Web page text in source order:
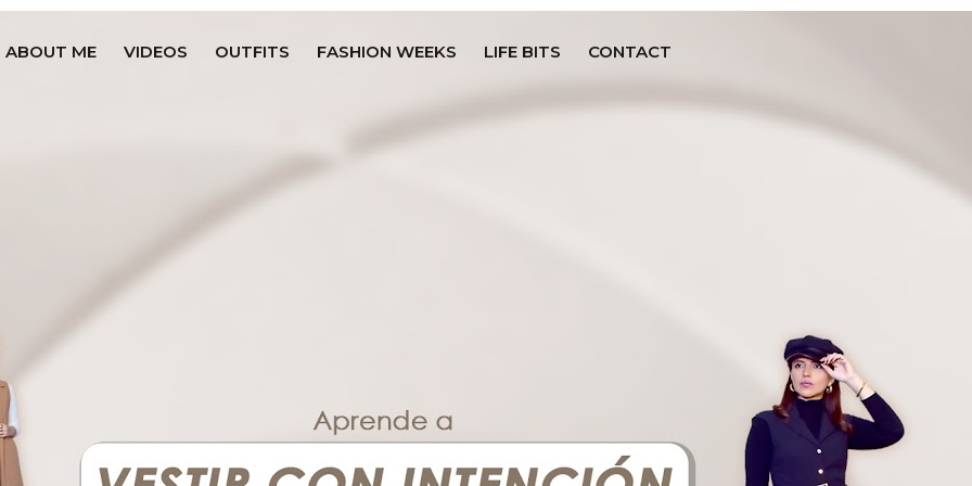
ABOUT ME VIDEOS OUTFITS FASHION WEEKS LIFE BITS CONTACT